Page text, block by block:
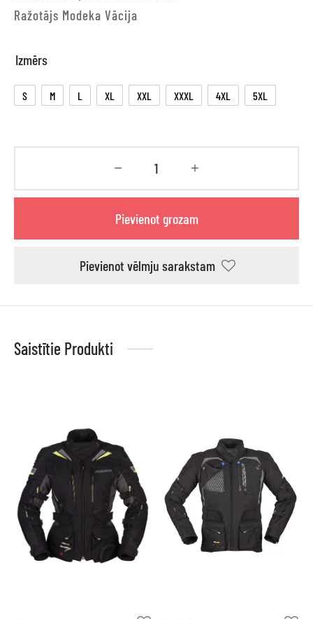
Ražotājs Modeka Vācija
Izmērs
S M L XL XXL XXXL 4XL 5XL
Pievienot grozam
Pievienot vēlmju sarakstam
Saistītie Produkti